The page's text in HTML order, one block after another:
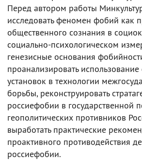
Перед автором работы
исследовать феномен фобий как
общественного сознания в
социально-психологическом
генезисные основания
проанализировать
установок в технологии
борьбы, реконструировать
россиефобии в государственной
геополитических противников
выработать практические
проактивного противодействия
россиефобии.